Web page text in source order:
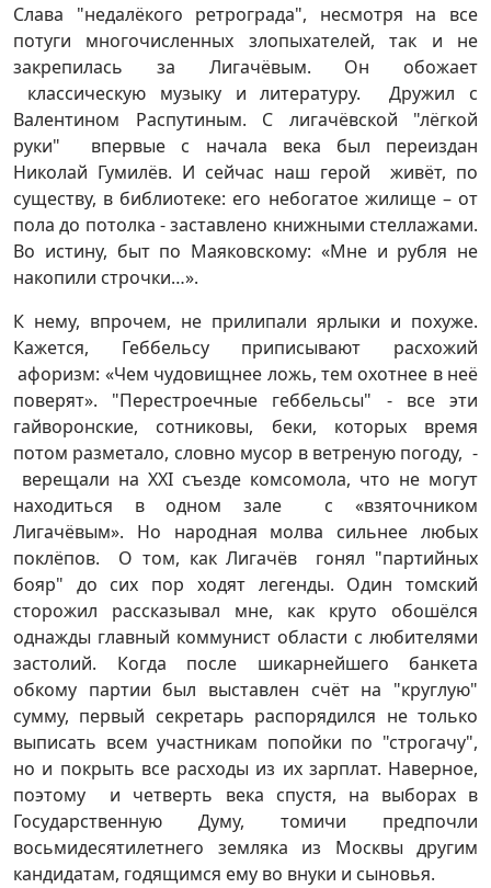
Слава "недалёкого ретрограда", несмотря на все
потуги многочисленных злопыхателей, так и не
закрепилась за Лигачёвым. Он обожает
классическую музыку и литературу. Дружил с
Валентином Распутиным. С лигачёвской "лёгкой
руки" впервые с начала века был переиздан
Николай Гумилёв. И сейчас наш герой живёт, по
существу, в библиотеке: его небогатое жилище – от
пола до потолка - заставлено книжными стеллажами.
Во истину, быт по Маяковскому: «Мне и рубля не
накопили строчки…».
К нему, впрочем, не прилипали ярлыки и похуже.
Кажется, Геббельсу приписывают расхожий
афоризм: «Чем чудовищнее ложь, тем охотнее в неё
поверят». "Перестроечные геббельсы" - все эти
гайворонские, сотниковы, беки, которых время
потом разметало, словно мусор в ветреную погоду, -
верещали на XXI съезде комсомола, что не могут
находиться в одном зале с «взяточником
Лигачёвым». Но народная молва сильнее любых
поклёпов. О том, как Лигачёв гонял "партийных
бояр" до сих пор ходят легенды. Один томский
сторожил рассказывал мне, как круто обошёлся
однажды главный коммунист области с любителями
застолий. Когда после шикарнейшего банкета
обкому партии был выставлен счёт на "круглую"
сумму, первый секретарь распорядился не только
выписать всем участникам попойки по "строгачу",
но и покрыть все расходы из их зарплат. Наверное,
поэтому и четверть века спустя, на выборах в
Государственную Думу, томичи предпочли
восьмидесятилетнего земляка из Москвы другим
кандидатам, годящимся ему во внуки и сыновья.